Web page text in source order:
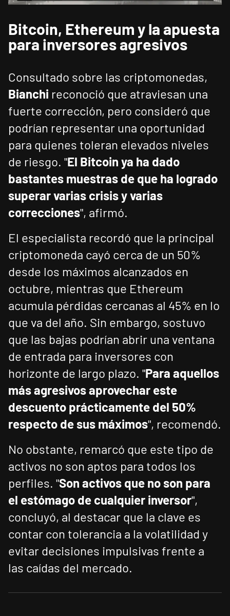
Bitcoin, Ethereum y la apuesta
para inversores agresivos
Consultado sobre las criptomonedas,
Bianchi reconoció que atraviesan una
fuerte corrección, pero consideró que
podrían representar una oportunidad
para quienes toleran elevados niveles
de riesgo. "El Bitcoin ya ha dado
bastantes muestras de que ha logrado
superar varias crisis y varias
correcciones", afirmó.
El especialista recordó que la principal
criptomoneda cayó cerca de un 50%
desde los máximos alcanzados en
octubre, mientras que Ethereum
acumula pérdidas cercanas al 45% en lo
que va del año. Sin embargo, sostuvo
que las bajas podrían abrir una ventana
de entrada para inversores con
horizonte de largo plazo. "Para aquellos
más agresivos aprovechar este
descuento prácticamente del 50%
respecto de sus máximos", recomendó.
No obstante, remarcó que este tipo de
activos no son aptos para todos los
perfiles. "Son activos que no son para
el estómago de cualquier inversor",
concluyó, al destacar que la clave es
contar con tolerancia a la volatilidad y
evitar decisiones impulsivas frente a
las caídas del mercado.